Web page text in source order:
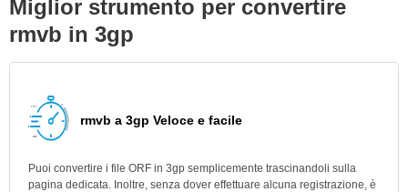
Miglior strumento per convertire
rmvb in 3gp
rmvb a 3gp Veloce e facile
Puoi convertire i file ORF in 3gp semplicemente trascinandoli sulla
pagina dedicata. Inoltre, senza dover effettuare alcuna registrazione, è